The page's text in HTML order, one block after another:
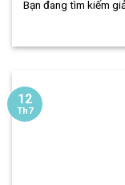
Bạn đang tìm kiếm
12
Th7